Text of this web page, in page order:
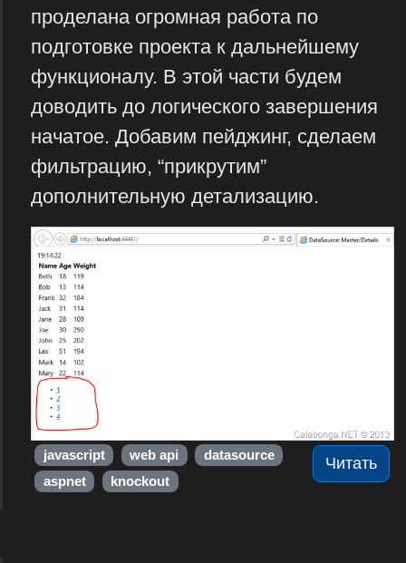
проделана огромная работа по
подготовке проекта к дальнейшему
функционалу. В этой части будем
доводить до логического завершения
начатое. Добавим пейджинг, сделаем
фильтрацию, “прикрутим”
дополнительную детализацию.
Читать
javascript web api
datasource
aspnet
knockout